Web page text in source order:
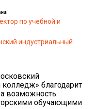
по учебной и
индустриальный
колледж» благодарит
возможность
обучающими